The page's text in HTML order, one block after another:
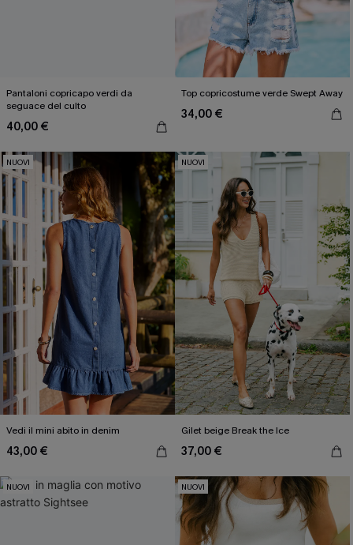
Pantaloni copricapo verdi da
seguace del culto
40,00 €
Top copricostume verde Swept Away
34,00 €
NUOVI
Vedi il mini abito in denim
43,00 €
NUOVI
Gilet beige Break the Ice
37,00 €
NUOVI NUOVI